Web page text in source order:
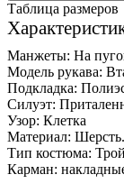
Таблица размеров
Манжеты: На
Модель рукава:
Подкладка:
Силуэт:
Узор: Клетка
Материал:
Тип костюма:
Карман: